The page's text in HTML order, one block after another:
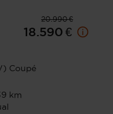
20.990 €
18.590 €
Coupé
km